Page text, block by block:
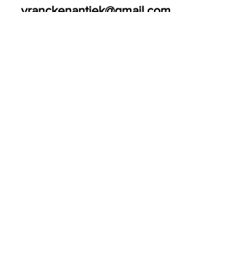
vranckenantiek@gmail.com